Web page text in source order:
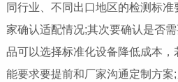
同行业、不同出口地区的检测标
家确认适配情况;其次要确认是否
品可以选择标准化设备降低成本
能要求要提前和厂家沟通定制方案